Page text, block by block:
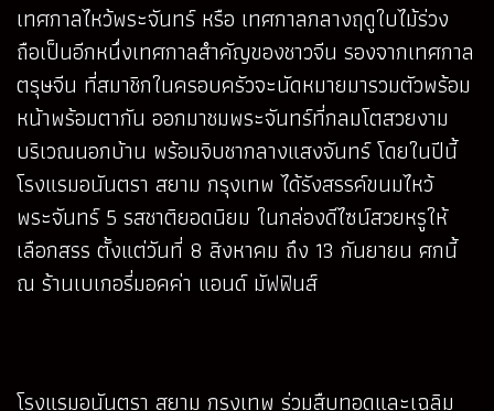
เทศกาลไหว้พระจันทร์ หรือ เทศกาลกลางฤดูใบไม้ร่วง
ถือเป็นอีกหนึ่งเทศกาลสำคัญของชาวจีน รองจากเทศกาล
ตรุษจีน ที่สมาชิกในครอบครัวจะนัดหมายมารวมตัวพร้อม
หน้าพร้อมตากัน ออกมาชมพระจันทร์ที่กลมโตสวยงาม
บริเวณนอกบ้าน พร้อมจิบชากลางแสงจันทร์ โดยในปีนี้
โรงแรมอนันตรา สยาม กรุงเทพ ได้รังสรรค์ขนมไหว้
พระจันทร์ 5 รสชาติยอดนิยม ในกล่องดีไซน์สวยหรูให้
เลือกสรร ตั้งแต่วันที่ 8 สิงหาคม ถึง 13 กันยายน ศกนี้
ณ ร้านเบเกอรี่มอคค่า แอนด์ มัฟฟินส์
โรงแรมอนันตรา สยาม กรุงเทพ ร่วมสืบทอดและเฉลิม